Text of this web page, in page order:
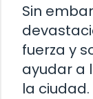
Sin
fuerza y
ayudar a
la ciudad.